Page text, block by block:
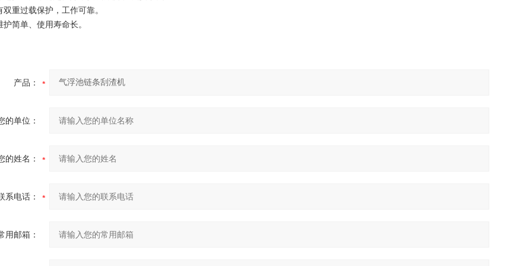
过载保护，工作可靠。
单、使用寿命长。
产品：
的单位：
的姓名：
系电话：
用邮箱：